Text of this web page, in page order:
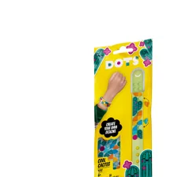
Neomezená zábava a
Dostupnost:
Skladem
8206
LEGO